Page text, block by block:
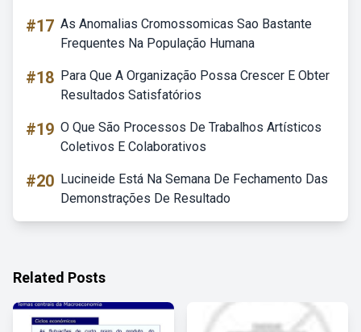
#17 As Anomalias Cromossomicas Sao Bastante
Frequentes Na População Humana
#18 Para Que A Organização Possa Crescer E Obter
Resultados Satisfatórios
#19 O Que São Processos De Trabalhos Artísticos
Coletivos E Colaborativos
#20 Lucineide Está Na Semana De Fechamento Das
Demonstrações De Resultado
Related Posts